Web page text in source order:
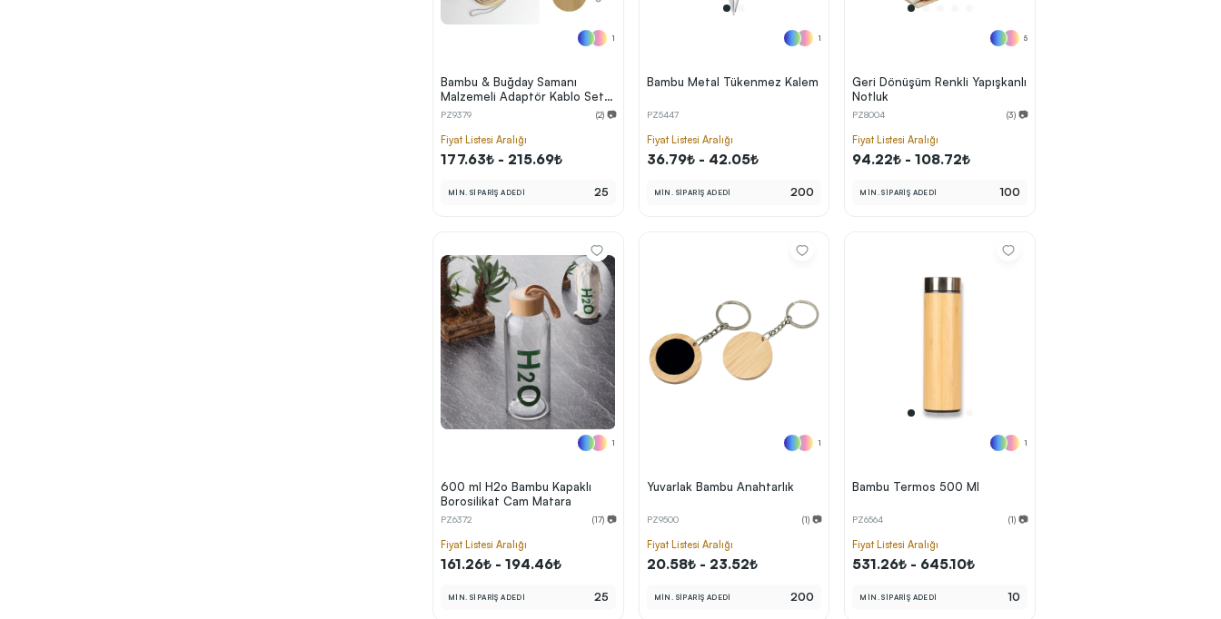
1
Bambu & Buğday Samanı
Malzemeli Adaptör Kablo Seti
(USB‑C Ana Kablo + 3
PZ9379 (2) 📷
Fiyat Listesi Aralığı
177.63₺ - 215.69₺
MİN. SİPARİŞ ADEDİ 25
1
Bambu Metal Tükenmez Kalem
PZ5447
Fiyat Listesi Aralığı
36.79₺ - 42.05₺
MİN. SİPARİŞ ADEDİ 200
5
Geri Dönüşüm Renkli Yapışkanlı
Notluk
PZ8004 (3) 📷
Fiyat Listesi Aralığı
94.22₺ - 108.72₺
MİN. SİPARİŞ ADEDİ 100
1
600 ml H2o Bambu Kapaklı
Borosilikat Cam Matara
PZ6372 (17) 📷
Fiyat Listesi Aralığı
161.26₺ - 194.46₺
MİN. SİPARİŞ ADEDİ 25
1
Yuvarlak Bambu Anahtarlık
PZ9500 (1) 📷
Fiyat Listesi Aralığı
20.58₺ - 23.52₺
MİN. SİPARİŞ ADEDİ 200
1
Bambu Termos 500 Ml
PZ6564 (1) 📷
Fiyat Listesi Aralığı
531.26₺ - 645.10₺
MİN. SİPARİŞ ADEDİ 10